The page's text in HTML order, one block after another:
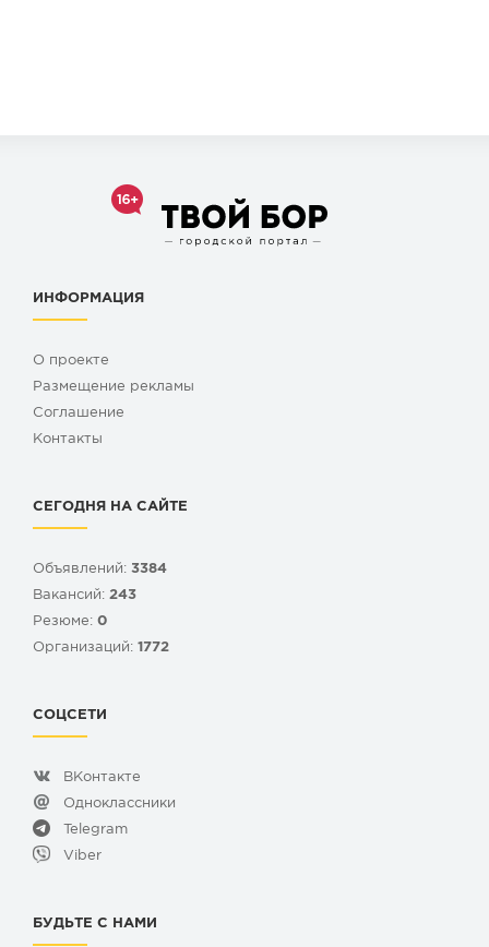
ИНФОРМАЦИЯ
О проекте
Размещение рекламы
Cоглашение
Контакты
СЕГОДНЯ НА САЙТЕ
Объявлений: 3384
Вакансий: 243
Резюме: 0
Организаций: 1772
СОЦСЕТИ
ВКонтакте
Одноклассники
Telegram
Viber
БУДЬТЕ С НАМИ